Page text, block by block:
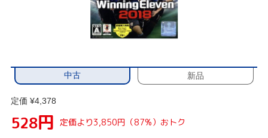
中古 新品
定価 ¥4,378
528円 定価より3,850円（87%）おトク